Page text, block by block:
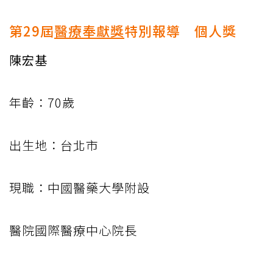
第29屆醫療奉獻獎特別報導 個人獎
陳宏基
年齡：70歲
出生地：台北市
現職：中國醫藥大學附設
醫院國際醫療中心院長